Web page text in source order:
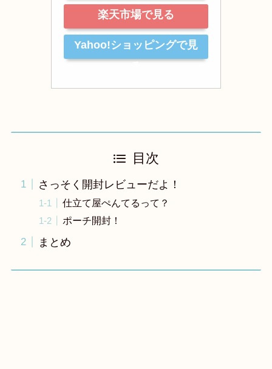
楽天市場で見る
Yahoo!ショッピングで見
目次
さっそく開封レビューだよ！
仕立て屋ぺんてるって？
ポーチ開封！
まとめ